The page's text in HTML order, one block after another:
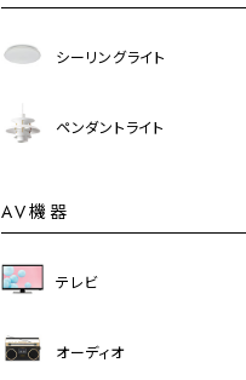
シーリングライト
ペンダントライト
AV機器
テレビ
オーディオ